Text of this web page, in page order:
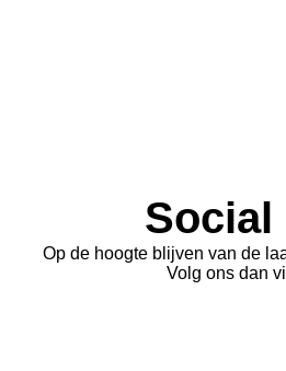
Social
Op de hoogte blijven van de
Volg ons dan